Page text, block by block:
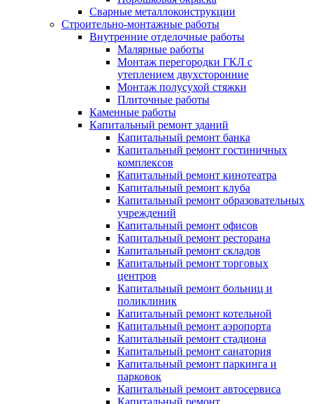
Сварные металлоконструкции
Строительно-монтажные работы
Внутренние отделочные работы
Малярные работы
Монтаж перегородки ГКЛ с
утеплением двухсторонние
Монтаж полусухой стяжки
Плиточные работы
Каменные работы
Капитальный ремонт зданий
Капитальный ремонт банка
Капитальный ремонт гостиничных
комплексов
Капитальный ремонт кинотеатра
Капитальный ремонт клуба
Капитальный ремонт образовательных
учреждений
Капитальный ремонт офисов
Капитальный ремонт ресторана
Капитальный ремонт складов
Капитальный ремонт торговых
центров
Капитальный ремонт больниц и
поликлиник
Капитальный ремонт котельной
Капитальный ремонт аэропорта
Капитальный ремонт стадиона
Капитальный ремонт санатория
Капитальный ремонт паркинга и
парковок
Капитальный ремонт автосервиса
Капитальный ремонт